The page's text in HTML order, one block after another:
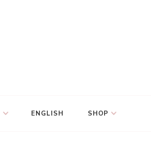
ENGLISH SHOP